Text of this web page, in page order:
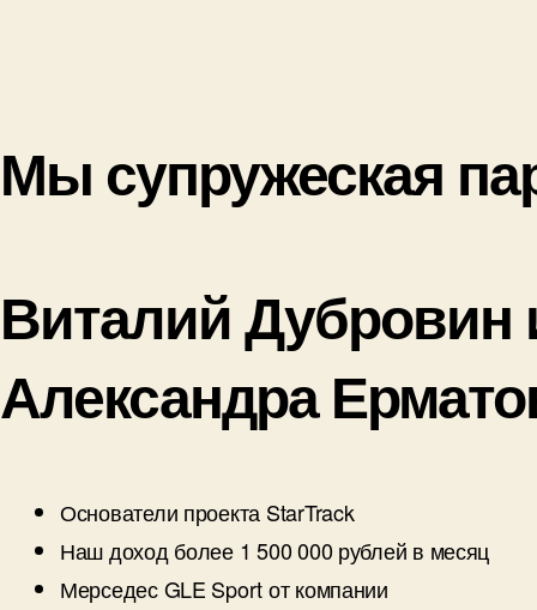
Мы супружеская
Виталий Дубровин
Александра
Основатели проекта StarTrack
Наш доход более 1 500 000 рублей в месяц
Мерседес GLE Sport от компании